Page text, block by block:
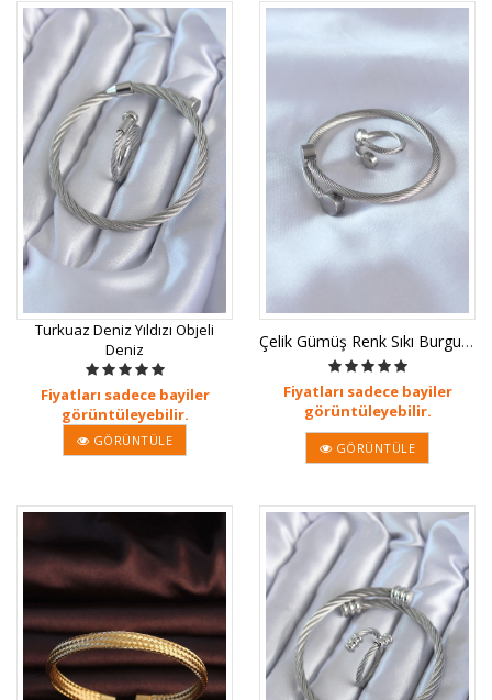
Turkuaz Deniz Yıldızı Objeli
Deniz
Fiyatları sadece bayiler
görüntüleyebilir.
GÖRÜNTÜLE
Çelik Gümüş Renk Sıkı Burgu Model E
Fiyatları sadece bayiler
görüntüleyebilir.
GÖRÜNTÜLE